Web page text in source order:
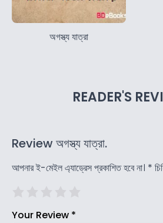
অগস্ত্য যাত্রা
READER'S
Review অগস্ত্য যাত্রা.
আপনার ই-মেইল এ্যাড্রেস প্রকাশিত হবে না। *
Your Review *